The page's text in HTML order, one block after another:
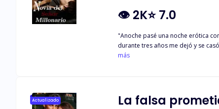
👁 2K⭐7.0
"Anoche pasé una noche erótica
durante tres años me dejó y se
ánimo, fui solo al bar y me
más
Actualizado La falsa